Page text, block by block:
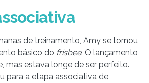
de treinamento, Amy se tornou
básico do frisbee. O lançamento
mas estava longe de ser perfeito.
para a etapa associativa de